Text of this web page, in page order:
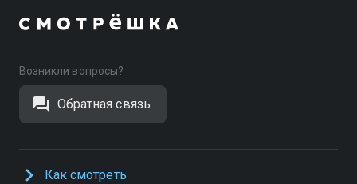
Возникли вопросы?
Обратная связь
Как смотреть